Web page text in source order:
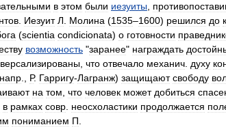
в этом были иезуиты
Иезуит Л Молина (1535–1600) решился до
(scientia condicionata) о готовности
возможность "заранее" награждать
что отвечало механич духу
напр Р. Гарригу-Лагранж) защищают свободу
на том что человек может добиться
в рамках совр неосхоластики продолжается
пониманием П